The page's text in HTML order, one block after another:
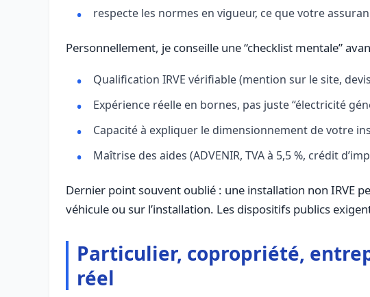
respecte les normes en vigueur, ce que votre
Personnellement, je conseille une “checklist mentale”
Qualification IRVE vérifiable (mention sur le site,
Expérience réelle en bornes, pas juste “électricité
Capacité à expliquer le dimensionnement de votre
Maîtrise des aides (ADVENIR, TVA à 5,5 %, crédit
Dernier point souvent oublié : une installation non IRVE
véhicule ou sur l’installation. Les dispositifs publics
Particulier, copropriété,
réel